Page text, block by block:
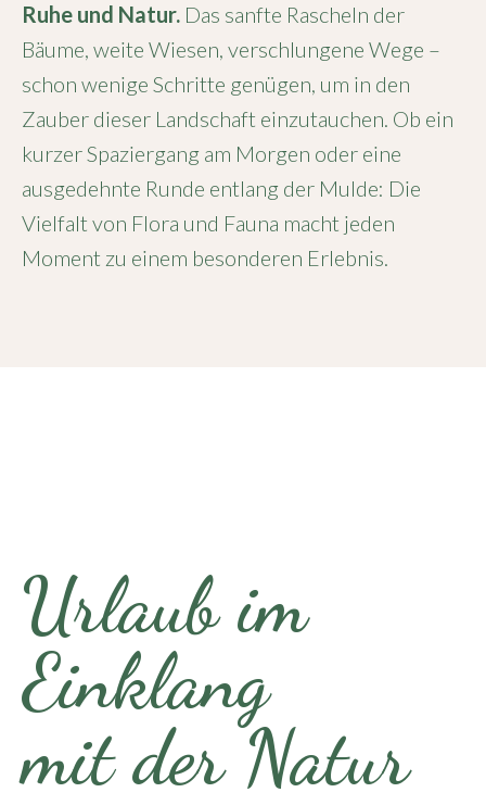
Ruhe und Natur. Das sanfte Rascheln der
Bäume, weite Wiesen, verschlungene Wege –
schon wenige Schritte genügen, um in den
Zauber dieser Landschaft einzutauchen. Ob ein
kurzer Spaziergang am Morgen oder eine
ausgedehnte Runde entlang der Mulde: Die
Vielfalt von Flora und Fauna macht jeden
Moment zu einem besonderen Erlebnis.
Urlaub im
Einklang
mit der Natur